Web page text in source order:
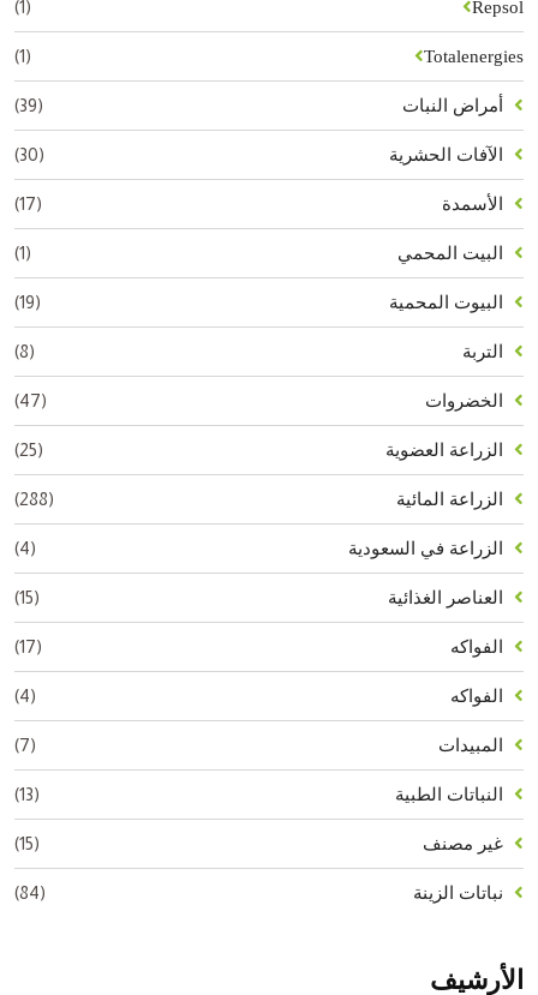
Repsol
(1)
Totalenergies
(1)
أمراض النبات (39)
الآفات الحشرية (30)
الأسمدة (17)
البيت المحمي (1)
البيوت المحمية (19)
التربة (8)
الخضروات (47)
الزراعة العضوية (25)
الزراعة المائية (288)
الزراعة في السعودية (4)
العناصر الغذائية (15)
الفواكه (17)
الفواكه (4)
المبيدات (7)
النباتات الطبية (13)
غير مصنف (15)
نباتات الزينة (84)
الأرشيف